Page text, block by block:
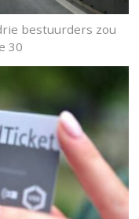
bestuurders zou
30